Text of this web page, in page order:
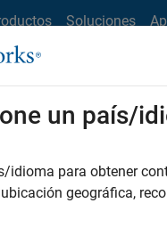
Soluciones
Request Hardware
un país/
idioma para obtener
geográfica,